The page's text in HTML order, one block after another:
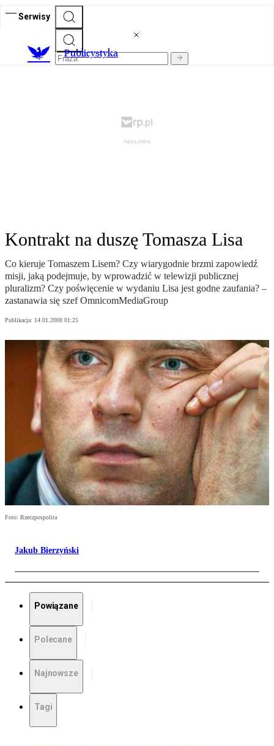
Serwisy
Publicystyka
Kontrakt na duszę Tomasza Lisa
Co kieruje Tomaszem Lisem? Czy wiarygodnie brzmi zapowiedź
misji, jaką podejmuje, by wprowadzić w telewizji publicznej
pluralizm? Czy poświęcenie w wydaniu Lisa jest godne zaufania? –
zastanawia się szef OmnicomMediaGroup
Publikacja: 14.01.2008 01:25
Foto: Rzeczpospolita
Jakub Bierzyński
Powiązane
Polecane
Najnowsze
Tagi